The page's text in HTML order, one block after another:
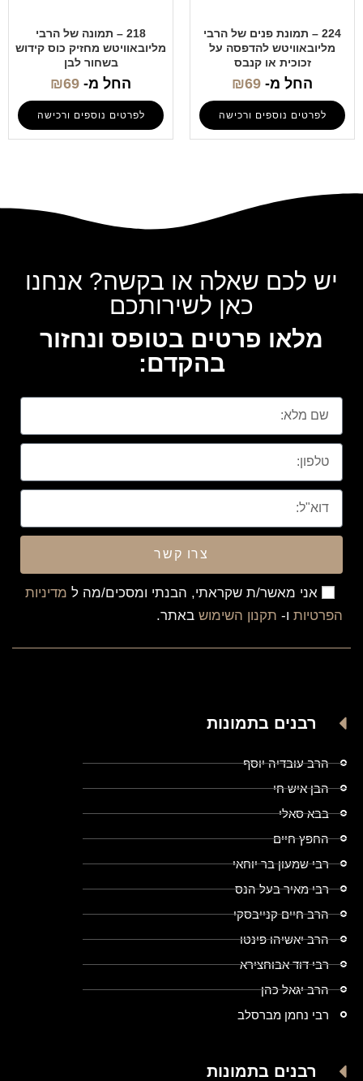
224 – תמונת פנים של הרבי
מליובאוויטש להדפסה על
זכוכית או קנבס
החל מ- ₪69
לפרטים נוספים ורכישה
218 – תמונה של הרבי
מליובאוויטש מחזיק כוס קידוש
בשחור לבן
החל מ- ₪69
לפרטים נוספים ורכישה
יש לכם שאלה או בקשה? אנחנו
כאן לשירותכם
מלאו פרטים בטופס ונחזור
בהקדם:
אני מאשר/ת שקראתי, הבנתי ומסכים/מה ל מדיניות
הפרטיות ו- תקנון השימוש באתר.
צרו קשר
רבנים בתמונות
הרב עובדיה יוסף
הבן איש חי
בבא סאלי
החפץ חיים
רבי שמעון בר יוחאי
רבי מאיר בעל הנס
הרב חיים קנייבסקי
הרב יאשיהו פינטו
רבי דוד אבוחצירא
הרב יגאל כהן
רבי נחמן מברסלב
רבנים בתמונות